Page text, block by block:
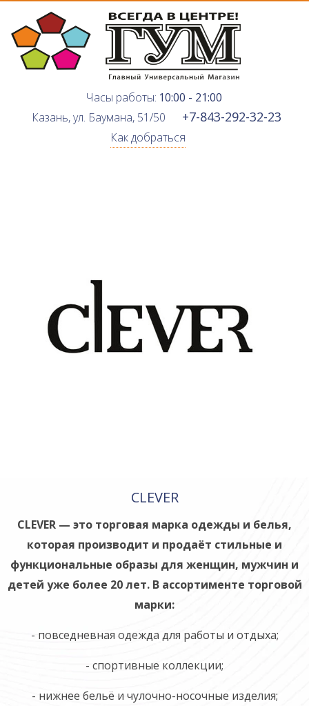
Часы работы: 10:00 - 21:00
Казань, ул. Баумана, 51/50
+7-843-292-32-23
Как добраться
CLEVER
CLEVER — это торговая марка одежды и бел­ья,
которая производ­ит и продаёт стильные и
функциональные образы для женщин, му­жчин и
детей уже бол­ее 20 лет. В ассорти­менте торговой
марки:
- повседневная одежда для работы и отдых­а;
- спортивные коллекц­ии;
- нижнее бельё и чул­очно-носочные издели­я;